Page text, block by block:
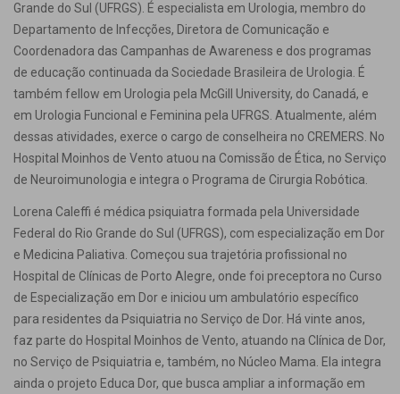
Grande do Sul (UFRGS). É especialista em Urologia, membro do
Departamento de Infecções, Diretora de Comunicação e
Coordenadora das Campanhas de Awareness e dos programas
de educação continuada da Sociedade Brasileira de Urologia. É
também fellow em Urologia pela McGill University, do Canadá, e
em Urologia Funcional e Feminina pela UFRGS. Atualmente, além
dessas atividades, exerce o cargo de conselheira no CREMERS. No
Hospital Moinhos de Vento atuou na Comissão de Ética, no Serviço
de Neuroimunologia e integra o Programa de Cirurgia Robótica.
Lorena Caleffi é médica psiquiatra formada pela Universidade
Federal do Rio Grande do Sul (UFRGS), com especialização em Dor
e Medicina Paliativa. Começou sua trajetória profissional no
Hospital de Clínicas de Porto Alegre, onde foi preceptora no Curso
de Especialização em Dor e iniciou um ambulatório específico
para residentes da Psiquiatria no Serviço de Dor. Há vinte anos,
faz parte do Hospital Moinhos de Vento, atuando na Clínica de Dor,
no Serviço de Psiquiatria e, também, no Núcleo Mama. Ela integra
ainda o projeto Educa Dor, que busca ampliar a informação em